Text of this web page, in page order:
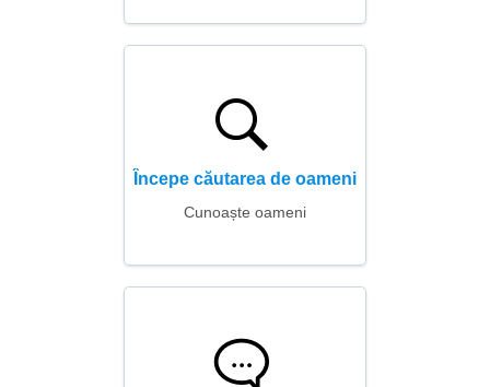
Începe căutarea de oameni
Cunoaște oameni